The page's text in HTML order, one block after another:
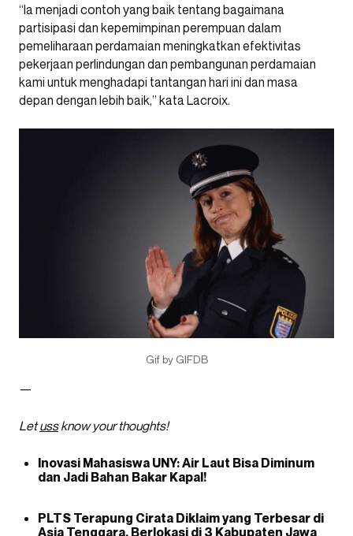
“Ia menjadi contoh yang baik tentang bagaimana
partisipasi dan kepemimpinan perempuan dalam
pemeliharaan perdamaian meningkatkan efektivitas
pekerjaan perlindungan dan pembangunan perdamaian
kami untuk menghadapi tantangan hari ini dan masa
depan dengan lebih baik,” kata Lacroix.
Gif by GIFDB
—
Letussknow your thoughts!
Inovasi Mahasiswa UNY: Air Laut Bisa Diminum
dan Jadi Bahan Bakar Kapal!
PLTS Terapung Cirata Diklaim yang Terbesar di
Asia Tenggara, Berlokasi di 3 Kabupaten Jawa